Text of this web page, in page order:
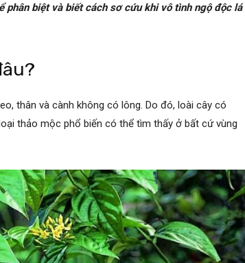
phân biệt và biết cách sơ cứu khi vô tình ngộ độc lá
thân và cành không có lông. Do đó, loài cây có
thảo mộc phổ biến có thể tìm thấy ở bất cứ vùng